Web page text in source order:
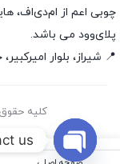
چوبی اعم از ام‌دی‌اف،
پلای‌وود می باشد.
📍 شیراز، بلوار
کلیه
us